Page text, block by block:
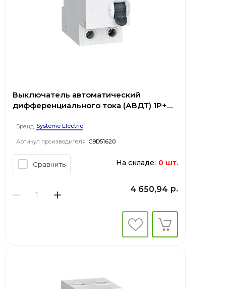
Выключатель автоматический
дифференциального тока (АВДТ) 1P+N
Бренд Systeme Electric
Артикул производителя C9D51620
Сравнить На складе: 0 шт.
4 650,94 р.